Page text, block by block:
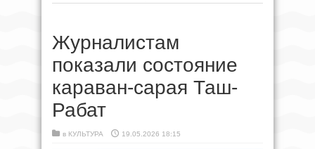
Журналистам
показали состояние
караван-сарая Таш-
Рабат
в КУЛЬТУРА 19.05.2026 18:15